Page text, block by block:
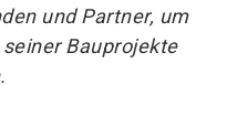
und Partner, um
Bauprojekte